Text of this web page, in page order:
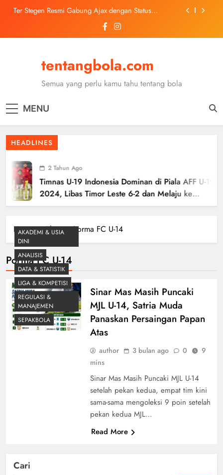
SkipTer Stegen Resmi Gabung Ajax dengan Status
Trabzonspor Mulai Negosiasi Mohamed Salah, Tes
Medis Dijadwalkan 5 Agustus
2026, Siap Tatap Putaran Provinsi
Kerolin Resmi Gabung Barcelona, Transfer
Dilaporkan Pecahkan Rekor Penjualan WSL
Pinjaman dari Barcelona
Trabzonspor Mulai Negosiasi Mohamed Salah, Tes
Medis Dijadwalkan 5 Agustus
Malang United U-13 Juara Piala Soeratin Kota Malang
2026, Siap Tatap Putaran Provinsi
tentangbola.com
Semua yang perlu kamu tahu tentang bola
MENU
HEADLINES
2 Tahun Ago
Timnas U-19 Indonesia Dominan di Piala AFF U-19
2024, Libas Timor Leste 6-2 dan Melaju ke
Semifinal
Home Blog Porma FC U-14
Porma FC U-14
AKADEMI & USIA
DINI
ANALISIS
DATA & STATISTIK
LIGA & KOMPETISI
REGULASI &
MANAJEMEN
SEPAKBOLA
Sinar Mas Masih Puncaki
MJL U-14, Satria Muda
Panaskan Persaingan Papan
Atas
author 3 bulan ago 0
9
mins
Sinar Mas Masih Puncaki MJL U-14
setelah pekan kedua, empat tim kini
sama-sama mengoleksi 9 poin setelah
pekan kedua MJL…
Read More
Cari